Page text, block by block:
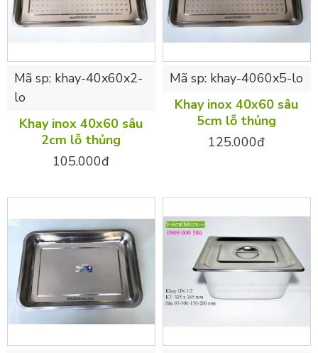
Mã sp: khay-40x60x2-
lo
Khay inox 40x60 sâu
2cm lỗ thủng
105.000đ
Mã sp: khay-4060x5-lo
Khay inox 40x60 sâu
5cm lỗ thủng
125.000đ